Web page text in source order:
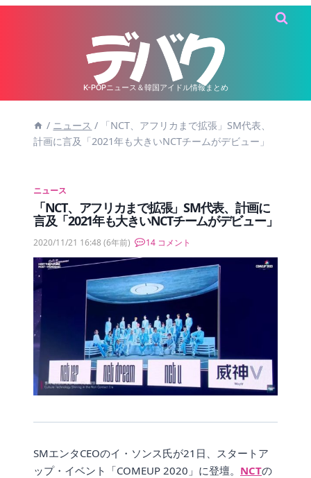
K-POPニュース＆韓国アイドル情報まとめ
/ ニュース /
「NCT、アフリカまで拡張」SM代表、
計画に言及「2021年も大きいNCTチームがデビュー」
ニュース
「NCT、アフリカまで拡張」SM代表、計画に
言及「2021年も大きいNCTチームがデビュー」
2020/11/21 16:48 (6年前) 14 コメント
SMエンタCEOのイ・ソンス氏が21日、スタートア
ップ・イベント「COMEUP 2020」に登壇。 NCTの